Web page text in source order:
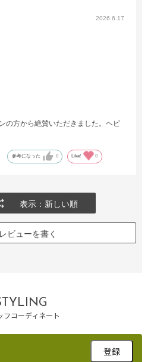
2026.6.17
の方から絶賛いただきました。ヘビ
参考になった 0 Like! 0
表示：新しい順
レビューを書く
フコーディネート
登録